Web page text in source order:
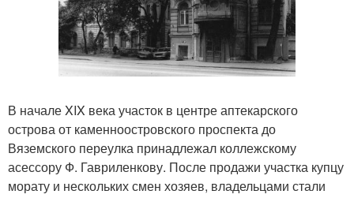
В начале XIX века участок в центре аптекарского
острова от каменноостровского проспекта до
Вяземского переулка принадлежал коллежскому
асессору Ф. Гавриленкову. После продажи участка купцу
морату и нескольких смен хозяев, владельцами стали